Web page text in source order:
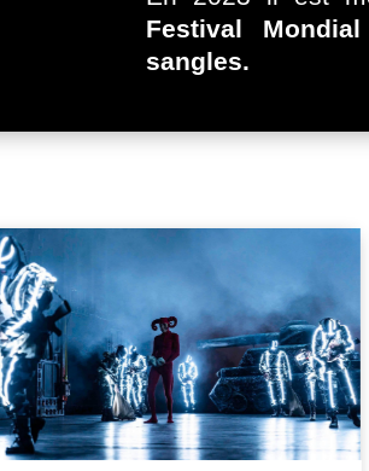
Festival
sangles.